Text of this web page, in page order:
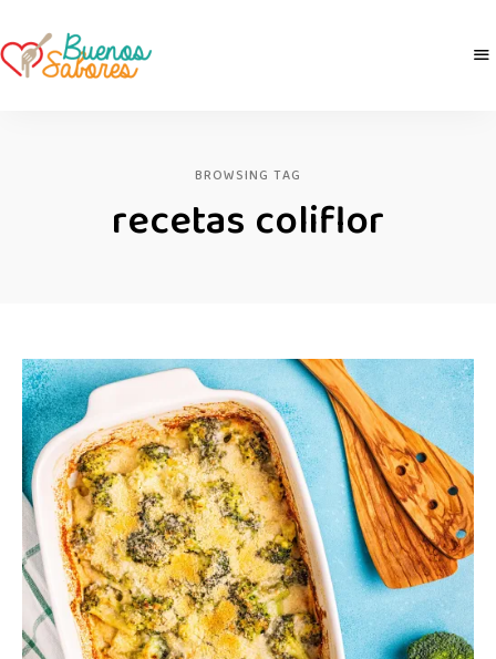
BROWSING TAG
recetas coliflor